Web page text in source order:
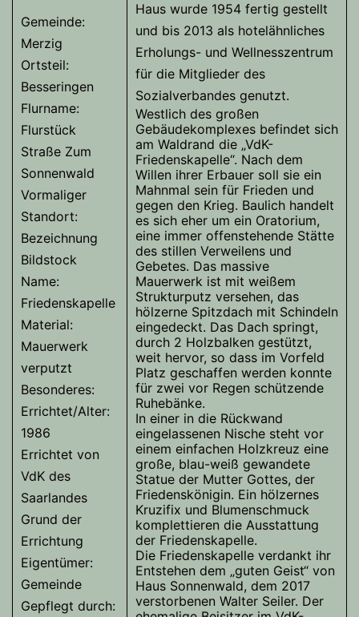
Gemeinde:
Merzig
Ortsteil:
Besseringen
Flurname:
Flurstück
Straße Zum
Sonnenwald
Vormaliger
Standort:
Bezeichnung
Bildstock
Name:
Friedenskapelle
Material:
Mauerwerk
verputzt
Besonderes:
Errichtet/Alter:
1986
Errichtet von
VdK des
Saarlandes
Grund der
Errichtung
Eigentümer:
Gemeinde
Gepflegt durch:
Haus wurde 1954 fertig gestellt
und bis 2013 als hotelähnliches
Erholungs- und Wellnesszentrum
für die Mitglieder des
Sozialverbandes genutzt.
Westlich des großen
Gebäudekomplexes befindet sich
am Waldrand die „VdK-
Friedenskapelle“. Nach dem
Willen ihrer Erbauer soll sie ein
Mahnmal sein für Frieden und
gegen den Krieg. Baulich handelt
es sich eher um ein Oratorium,
eine immer offenstehende Stätte
des stillen Verweilens und
Gebetes. Das massive
Mauerwerk ist mit weißem
Strukturputz versehen, das
hölzerne Spitzdach mit Schindeln
eingedeckt. Das Dach springt,
durch 2 Holzbalken gestützt,
weit hervor, so dass im Vorfeld
Platz geschaffen werden konnte
für zwei vor Regen schützende
Ruhebänke.
In einer in die Rückwand
eingelassenen Nische steht vor
einem einfachen Holzkreuz eine
große, blau-weiß gewandete
Statue der Mutter Gottes, der
Friedenskönigin. Ein hölzernes
Kruzifix und Blumenschmuck
komplettieren die Ausstattung
der Friedenskapelle.
Die Friedenskapelle verdankt ihr
Entstehen dem „guten Geist“ von
Haus Sonnenwald, dem 2017
verstorbenen Walter Seiler. Der